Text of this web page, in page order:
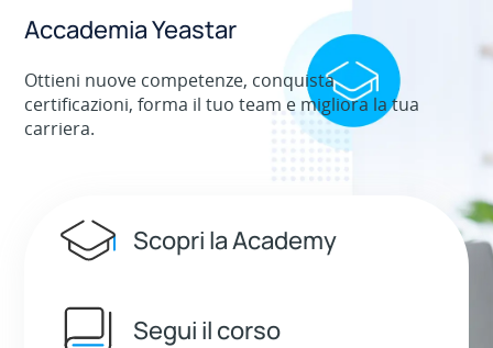
Accademia Yeastar
Ottieni nuove competenze, conquista
certificazioni, forma il tuo team e migliora la tua
carriera.
Scopri la Academy
Segui il corso